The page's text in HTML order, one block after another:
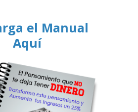
el Manual
Aquí